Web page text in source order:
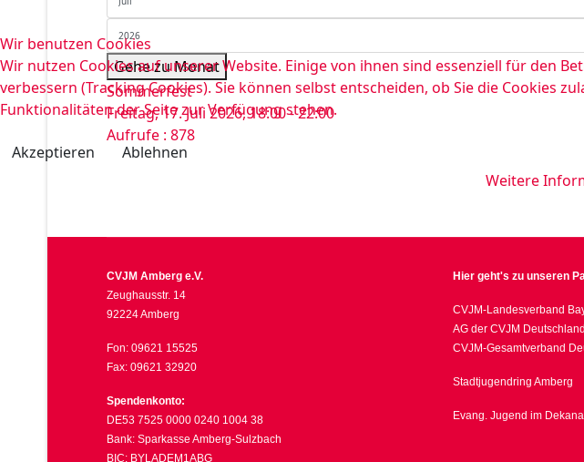
Gehe zu Monat
Sommerfest
Freitag, 17. Juli 2026, 18:00 - 22:00
Aufrufe : 878
CVJM Amberg e.V.
Zeughausstr. 14
92224 Amberg
Fon: 09621 15525
Fax: 09621 32920
Spendenkonto:
DE53 7525 0000 0240 1004 38
Bank: Sparkasse Amberg-Sulzbach
BIC: BYLADEM1ABG
Hier geht's zu unseren
CVJM-Landesverband
AG der CVJM Deutschland
CVJM-Gesamtverband
Stadtjugendring Amberg
Evang. Jugend im
Wir benutzen Cookies
Wir nutzen Cookies auf unserer Website. Einige von ihnen sind essenziell für den
verbessern (Tracking Cookies). Sie können selbst entscheiden, ob Sie die Cookies
Funktionalitäten der Seite zur Verfügung stehen.
Akzeptieren
Ablehnen
Weitere